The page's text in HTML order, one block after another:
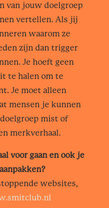
van jouw doelgroep
vertellen. Als jij
waarom ze
zijn dan trigger
Je hoeft geen
te halen om te
Je moet alleen
mensen je kunnen
mist of
merkverhaal.
voor gaan en ook je
websites,